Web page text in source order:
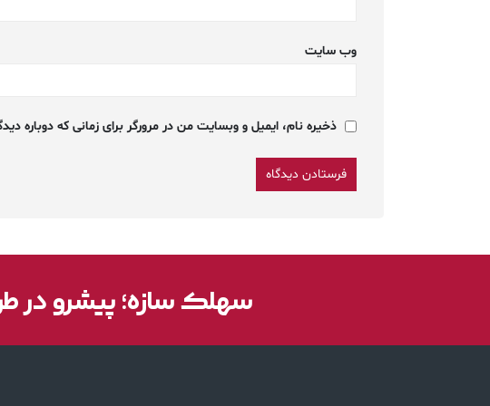
وب‌ سایت
ذخیره نام، ایمیل و وبسایت من در مرورگر برای زمانی که دوباره
سهلک سازه؛ پیشرو در